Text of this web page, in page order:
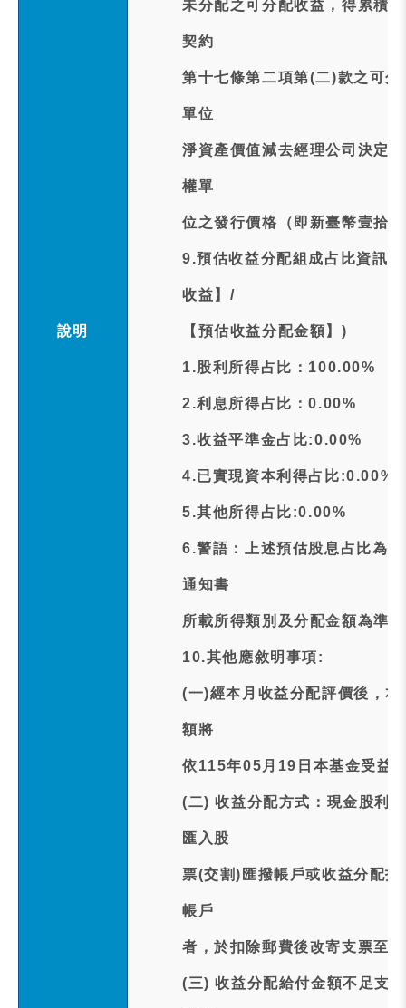
說明
未分配之可分配收益，得累積
契約
第十七條第二項第(二)款之可
單位
淨資產價值減去經理公司決定
權單
位之發行價格（即新臺幣壹拾
9.預估收益分配組成占比資訊
收益】/
【預估收益分配金額】)
1.股利所得占比：100.00%
2.利息所得占比：0.00%
3.收益平準金占比:0.00%
4.已實現資本利得占比:0.00%
5.其他所得占比:0.00%
6.警語：上述預估股息占比為
通知書
所載所得類別及分配金額為準。
10.其他應敘明事項:
(一)經本月收益分配評價後，
額將
依115年05月19日本基金受益
(二) 收益分配方式：現金股利
匯入股
票(交割)匯撥帳戶或收益分配
帳戶
者，於扣除郵費後改寄支票至(
(三) 收益分配給付金額不足支